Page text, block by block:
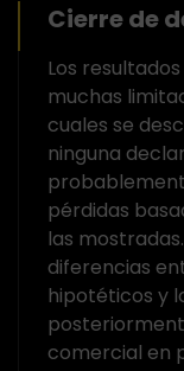
Cierre de
Los
muchas
cuales se
ninguna
pérdidas
las
diferencias
hipotéticos y
comercial en